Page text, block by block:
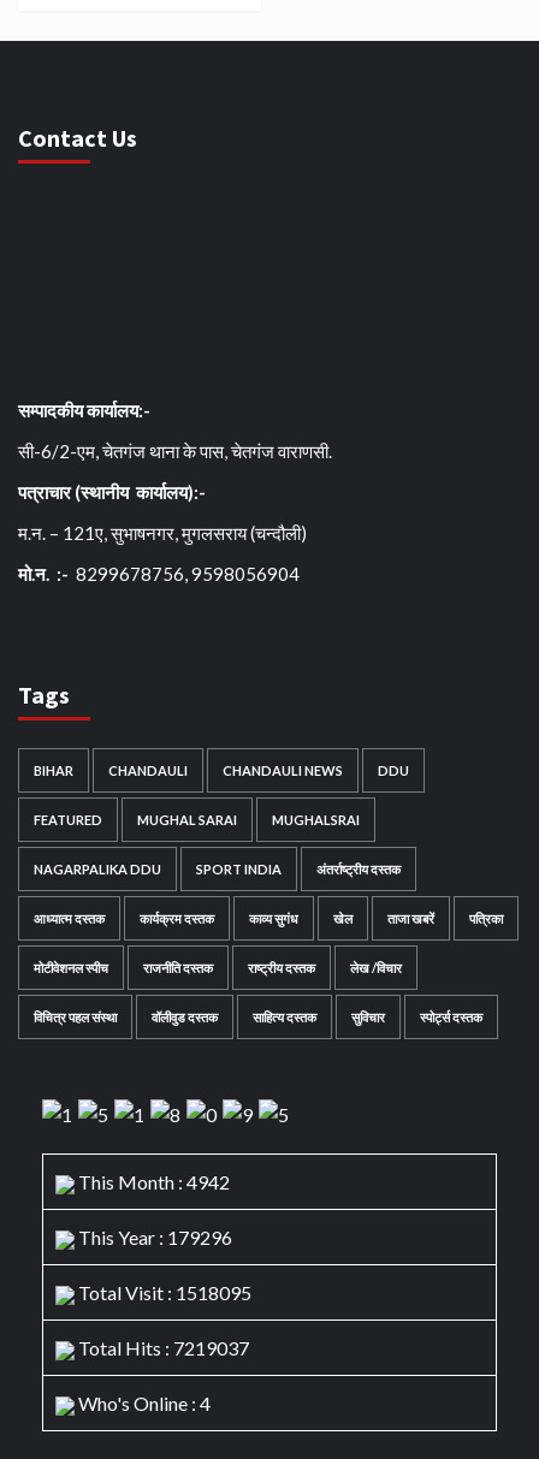
Contact Us
सम्पादकीय कार्यालय:-
सी-6/2-एम, चेतगंज थाना के पास, चेतगंज वाराणसी.
पत्राचार (स्थानीय कार्यालय):-
म.न. – 121ए, सुभाषनगर, मुगलसराय (चन्दौली)
मो.न. :- 8299678756, 9598056904
Tags
BIHAR CHANDAULI CHANDAULI NEWS DDU
FEATURED MUGHAL SARAI MUGHALSRAI
NAGARPALIKA DDU SPORT INDIA अंतर्राष्ट्रीय दस्तक
आध्यात्म दस्तक कार्यक्रम दस्तक काव्य सुगंध खेल ताजा खबरें पत्रिका
मोटीवेशनल स्पीच राजनीति दस्तक राष्ट्रीय दस्तक लेख /विचार
विचित्र पहल संस्था वॉलीवुड दस्तक साहित्य दस्तक सुविचार स्पोर्ट्स दस्तक
This Month : 4942
This Year : 179296
Total Visit : 1518095
Total Hits : 7219037
Who's Online : 4